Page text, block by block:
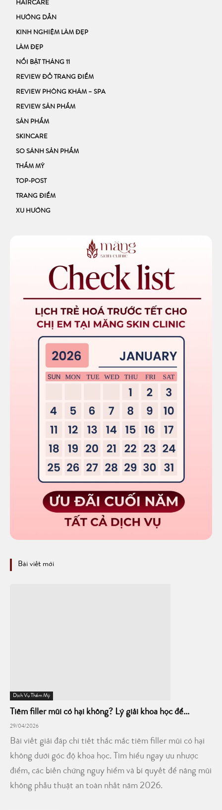
HAIRCARE
HƯỚNG DẪN
KINH NGHIỆM LÀM ĐẸP
LÀM ĐẸP
NỔI BẬT THÁNG 11
REVIEW ĐỒ TRANG ĐIỂM
REVIEW PHÒNG KHÁM – SPA
REVIEW SẢN PHẨM
SẢN PHẨM
SKINCARE
SO SÁNH SẢN PHẨM
THẨM MỸ
TOP-POST
TRANG ĐIỂM
XU HƯỚNG
Bài viết mới
Dịch Vụ Thẩm Mỹ
Tiêm filler mũi có hại không? Lý giải khoa học để...
29/04/2026
Bài viết giải đáp chi tiết thắc mắc tiêm filler mũi có hại
không dưới góc độ khoa học. Tìm hiểu ngay ưu nhược
điểm, các biến chứng nguy hiểm và bí quyết để nâng mũi
không phẫu thuật an toàn nhất năm 2026.